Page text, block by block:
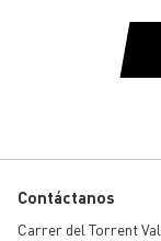
Contáctanos
Carrer del Torrent